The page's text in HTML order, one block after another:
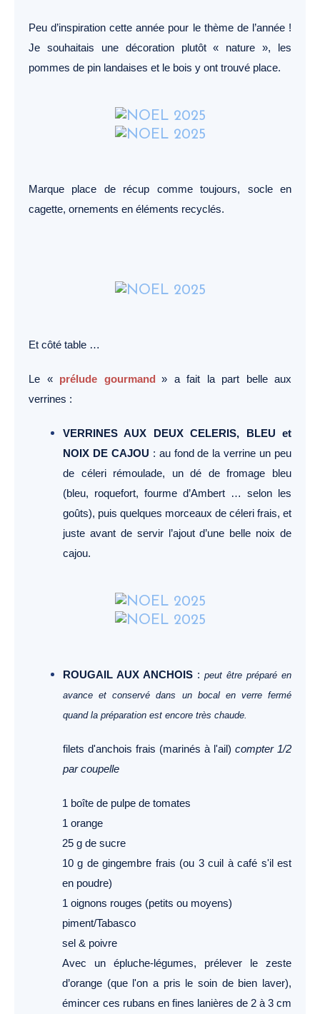
Peu d’inspiration cette année pour le thème de l’année !
Je souhaitais une décoration plutôt « nature », les
pommes de pin landaises et le bois y ont trouvé place.
Marque place de récup comme toujours, socle en
cagette, ornements en éléments recyclés.
Et côté table …
Le « prélude gourmand
» a fait la part belle aux
verrines :
VERRINES AUX DEUX CELERIS, BLEU et
NOIX DE CAJOU : au fond de la verrine un peu
de céleri rémoulade, un dé de fromage bleu
(bleu, roquefort, fourme d’Ambert … selon les
goûts), puis quelques morceaux de céleri frais, et
juste avant de servir l’ajout d’une belle noix de
cajou.
ROUGAIL AUX ANCHOIS : peut être préparé en
avance et conservé dans un bocal en verre fermé
quand la préparation est encore très chaude.
filets d'anchois frais (marinés à l'ail) compter 1/2
par coupelle
1 boîte de pulpe de tomates
1 orange
25 g de sucre
10 g de gingembre frais (ou 3 cuil à café s'il est
en poudre)
1 oignons rouges (petits ou moyens)
piment/Tabasco
sel & poivre
Avec un épluche-légumes, prélever le zeste
d’orange (que l'on a pris le soin de bien laver),
émincer ces rubans en fines lanières de 2 à 3 cm